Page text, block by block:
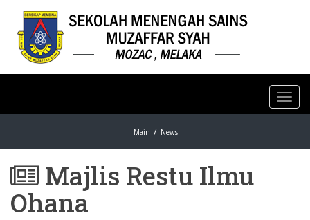
Main News
Majlis Restu Ilmu
Ohana